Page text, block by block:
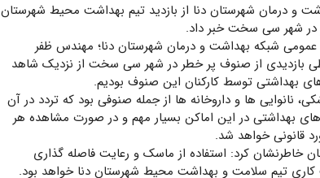
و درمان شهرستان دنا از بازدید تیم بهداشت محیط شهرستان
در شهر سی سخت خبر داد.
عمومی شبکه بهداشت و درمان شهرستان دنا؛ مهندس ظفر
بازدیدی از صنوف پر خطر در شهر سی سخت از نزدیک شاهد
بهداشتی توسط کارکنان این صنوف بودیم.
نانوایی ها و داروخانه ها از جمله صنوفی بود که تردد در آن
بهداشتی در این اماکن بسیار مهم و در صورت مشاهده هر
قانونی خواهد شد.
خاطرنشان کرد: استفاده از ماسک و رعایت فاصله گذاری
کاری تیم سلامت و بهداشت محیط شهرستان دنا خواهد بود.